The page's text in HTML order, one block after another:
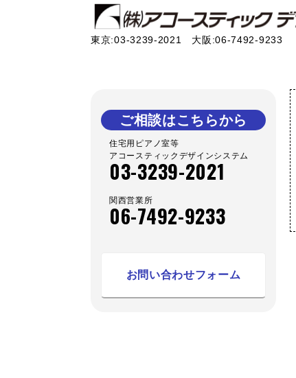
東京:03-3239-2021 大阪:06-7492-9233
ご相談はこちらから
住宅用ピアノ室等
アコースティックデザインシステム
03-3239-2021
関西営業所
06-7492-9233
お問い合わせフォーム